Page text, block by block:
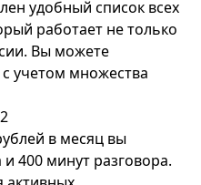
удобный список всех
работает не только
Вы можете
учетом множества
в месяц вы
400 минут разговора.